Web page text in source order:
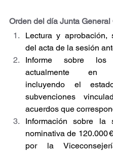
Orden del día Junta General
Lectura y aprobación,
del acta de la sesión
Informe sobre los
actualmente en
incluyendo el
subvenciones
acuerdos que
Información sobre la
nominativa de 120.000
por la